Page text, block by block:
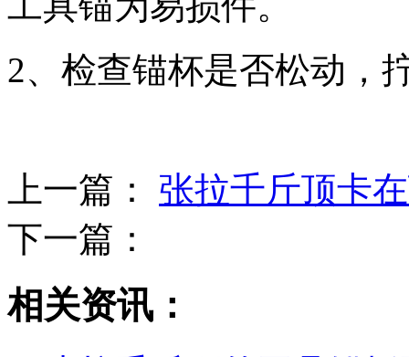
2、检查锚杯是否松动，
上一篇： 张拉千斤顶卡
下一篇：
相关资讯：